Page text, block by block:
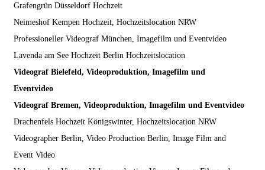
Grafengrün Düsseldorf Hochzeit
Neimeshof Kempen Hochzeit, Hochzeitslocation NRW
Professioneller Videograf München, Imagefilm und Eventvideo
Lavenda am See Hochzeit Berlin Hochzeitslocation
Videograf Bielefeld, Videoproduktion, Imagefilm und
Eventvideo
Videograf Bremen, Videoproduktion, Imagefilm und Eventvideo
Drachenfels Hochzeit Königswinter, Hochzeitslocation NRW
Videographer Berlin, Video Production Berlin, Image Film and
Event Video